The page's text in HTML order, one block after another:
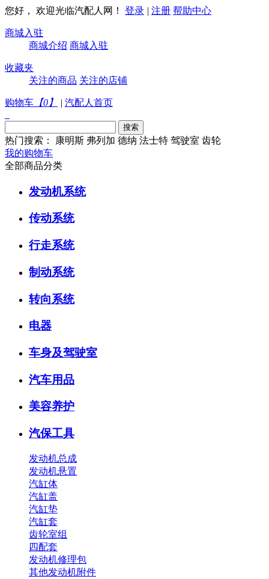
您好， 欢迎光临汽配人网！ 登录 | 注册 帮助中心
商城入驻
商城介绍 商城入驻
收藏夹
关注的商品 关注的店铺
购物车 【0 】 | 汽配人首页
热门搜索： 康明斯 弗列加 德纳 法士特 驾驶室 齿轮
我的购物车
全部商品分类
发动机系统
传动系统
行走系统
制动系统
转向系统
电器
车身及驾驶室
汽车用品
美容养护
汽保工具
发动机总成
发动机悬置
汽缸体
汽缸盖
汽缸垫
汽缸套
齿轮室组
四配套
发动机修理包
其他发动机附件